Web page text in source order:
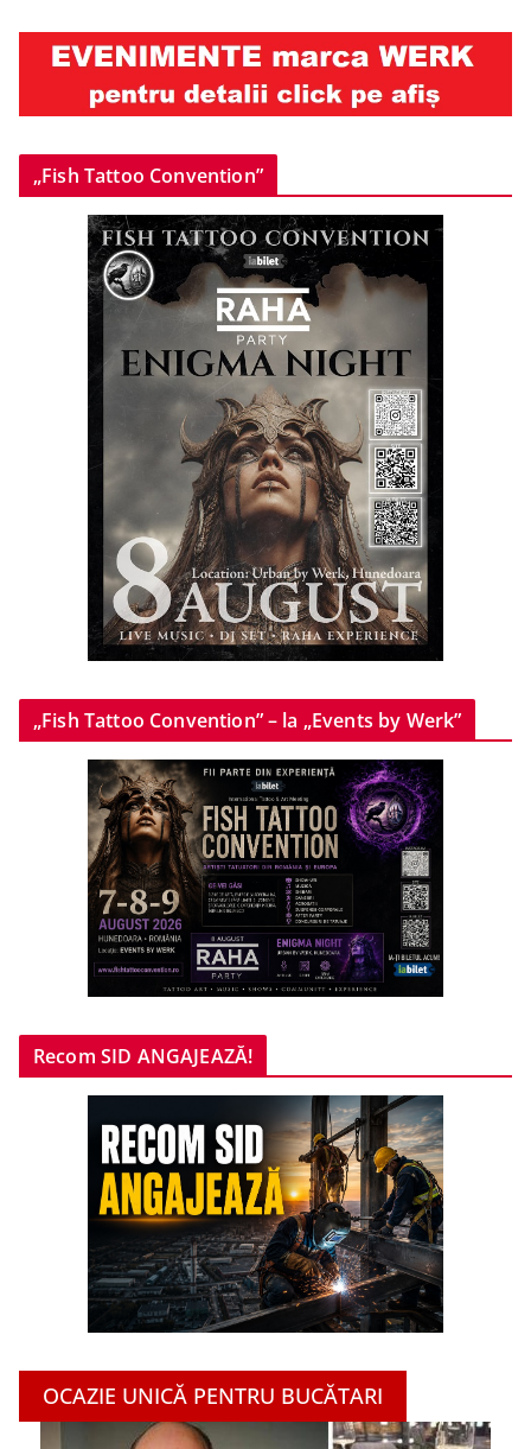
„Fish Tattoo Convention”
„Fish Tattoo Convention” – la „Events by Werk”
Recom SID ANGAJEAZĂ!
OCAZIE UNICĂ PENTRU BUCĂTARI